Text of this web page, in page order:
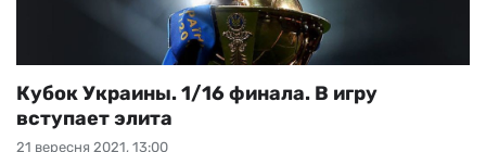
21 вересня 2021, 13:00
Кубок Украины. 1/16 финала. В игру
вступает элита